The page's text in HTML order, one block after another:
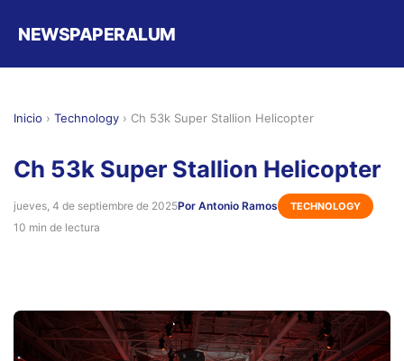
NEWSPAPERALUM
Inicio › Technology › Ch 53k Super Stallion Helicopter
Ch 53k Super Stallion Helicopter
jueves, 4 de septiembre de 2025Por Antonio Ramos TECHNOLOGY
10 min de lectura